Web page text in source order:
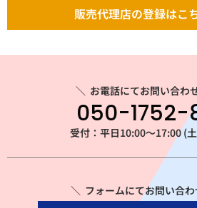
販売代理店の登録はこ
＼ お電話にてお問い合わ
050-1752-
受付：平日10:00～17:00 (
＼ フォームにてお問い合